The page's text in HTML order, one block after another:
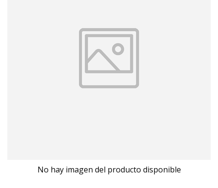
No hay imagen del producto disponible